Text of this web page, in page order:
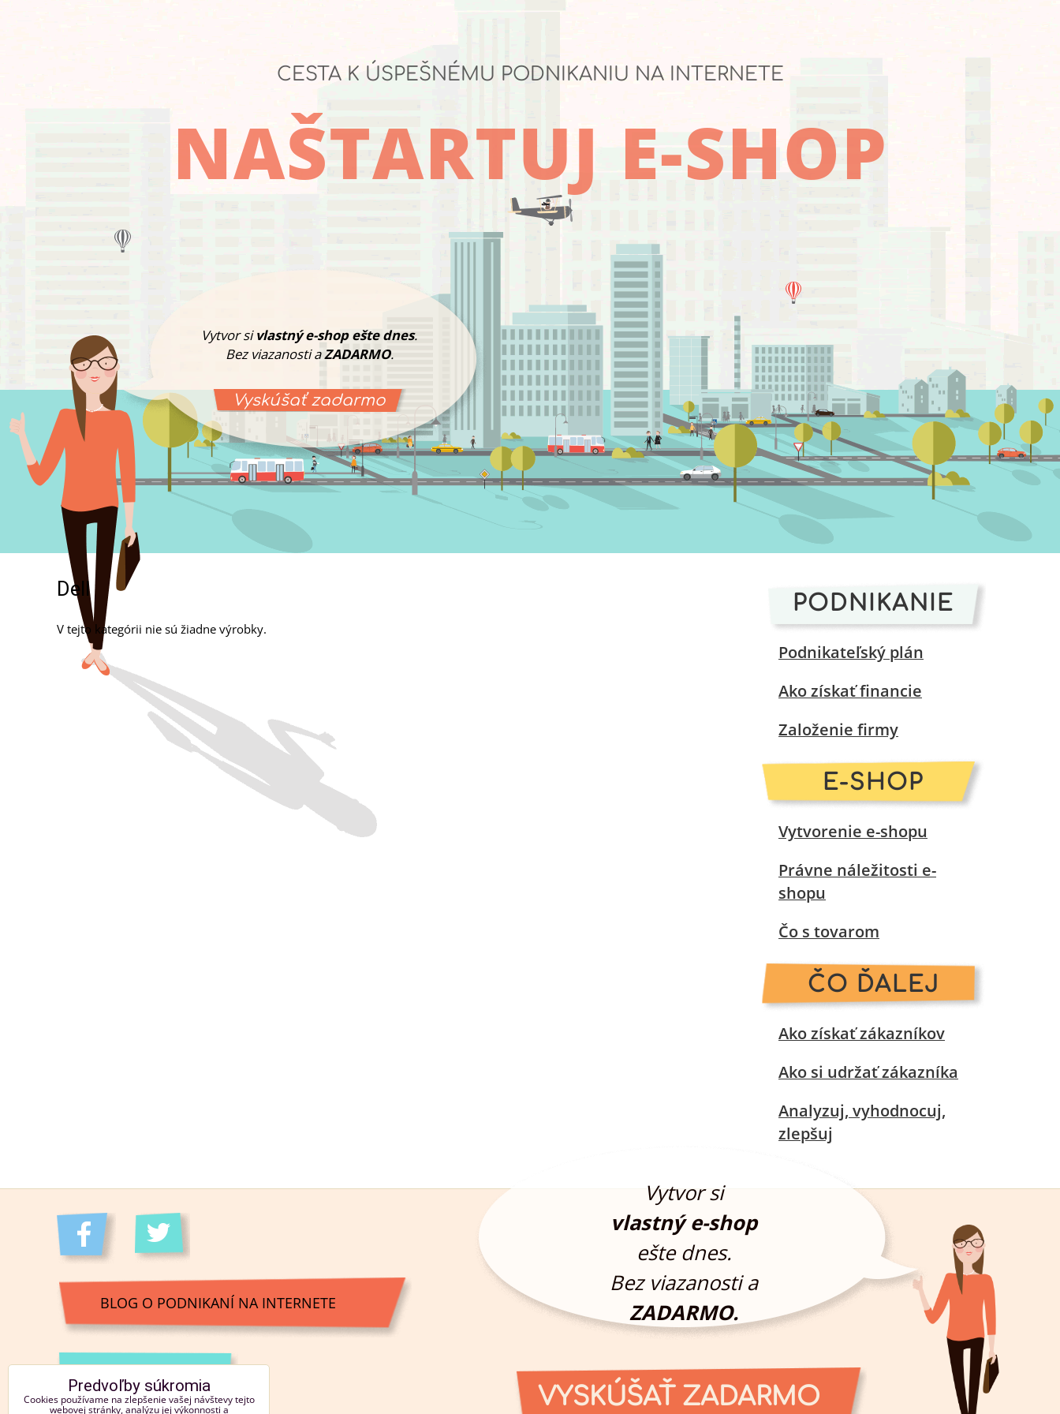
CESTA K ÚSPEŠNÉMU PODNIKANIU NA INTERNETE
NAŠTARTUJ E-SHOP
Vytvor sivlastný e-shop ešte dnes.
Bez viazanosti aZADARMO.
Vyskúšať zadarmo
PODNIKANIE
Podnikateľský plán
Ako získať financie
Založenie firmy
E-SHOP
Vytvorenie e-shopu
Právne náležitosti e-
shopu
Čo s tovarom
ČO ĎALEJ
Ako získať zákazníkov
Ako si udržať zákazníka
Analyzuj, vyhodnocuj,
zlepšuj
Dell
V tejto kategórii nie sú žiadne výrobky.
Vytvor si
vlastný e-shop
ešte dnes.
Bez viazanosti a
ZADARMO.
VYSKÚŠAŤ ZADARMO
BLOG O PODNIKANÍ NA INTERNETE
Predvoľby súkromia
Cookies používame na zlepšenie vašej návštevy tejto
webovej stránky, analýzu jej výkonnosti a